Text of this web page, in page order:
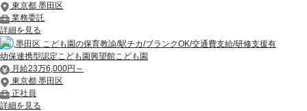
東京都 墨田区
業務委託
詳細を見る
墨田区 こども園の保育教諭/駅チカ/ブランクOK/交通費支給/研修支援有
幼保連携型認定こども園興望館こども園
月給23万6,000円～
東京都 墨田区
正社員
詳細を見る